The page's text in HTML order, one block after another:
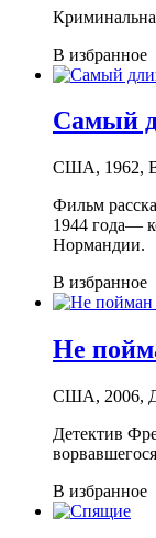
В избранное
Самый
США, 1962,
Фильм
1944 года—
Нормандии.
В избранное
Не
США, 2006,
Детектив
В избранное